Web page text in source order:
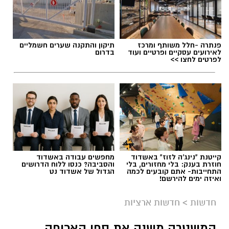
פנתרה -חלל משותף ומרכז
לאירועים עסקיים ופרטיים ועוד
לפרטים לחצו >>
תיקון והתקנה שערים חשמליים
בדרום
קייטנת "נינג'ה לזוז" באשדוד
חוזרת בענק: בלי מחזורים, בלי
התחייבות- אתם קובעים לכמה
ואיזה ימים להירשם!
מחפשים עבודה באשדוד
והסביבה? כנסו ללוח הדרושים
הגדול של אשדוד נט
חדשות > חדשות ארציות